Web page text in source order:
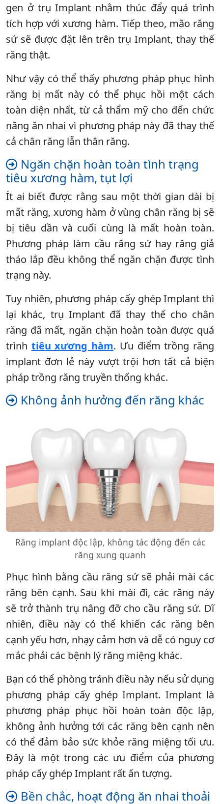
gen ở trụ Implant nhằm thúc đẩy quá trình
tích hợp với xương hàm. Tiếp theo, mão răng
sứ sẽ được đặt lên trên trụ Implant, thay thế
răng thật.
Như vậy có thể thấy phương pháp phục hình
răng bị mất này có thể phục hồi một cách
toàn diện nhất, từ cả thẩm mỹ cho đến chức
năng ăn nhai vì phương pháp này đã thay thế
cả chân răng lẫn thân răng.
Ngăn chặn hoàn toàn tình trạng
tiêu xương hàm, tụt lợi
Ít ai biết được rằng sau một thời gian dài bị
mất răng, xương hàm ở vùng chân răng bị sẽ
bị tiêu dần và cuối cùng là mất hoàn toàn.
Phương pháp làm cầu răng sứ hay răng giả
tháo lắp đều không thể ngăn chặn được tình
trạng này.
Tuy nhiên, phương pháp cấy ghép Implant thì
lại khác, trụ Implant đã thay thế cho chân
răng đã mất, ngăn chặn hoàn toàn được quá
trình tiêu xương hàm. Ưu điểm trồng răng
implant đơn lẻ này vượt trội hơn tất cả biện
pháp trồng răng truyền thống khác.
Không ảnh hưởng đến răng khác
Răng implant độc lập, không tác động đến các
răng xung quanh
Phục hình bằng cầu răng sứ sẽ phải mài các
răng bên cạnh. Sau khi mài đi, các răng này
sẽ trở thành trụ nâng đỡ cho cầu răng sứ. Dĩ
nhiên, điều này có thể khiến các răng bên
cạnh yếu hơn, nhạy cảm hơn và dễ có nguy cơ
mắc phải các bệnh lý răng miệng khác.
Bạn có thể phòng tránh điều này nếu sử dụng
phương pháp cấy ghép Implant. Implant là
phương pháp phục hồi hoàn toàn độc lập,
không ảnh hưởng tới các răng bên cạnh nên
có thể đảm bảo sức khỏe răng miệng tối ưu.
Đây là một trong các ưu điểm của phương
pháp cấy ghép Implant rất ấn tượng.
Bền chắc, hoạt động ăn nhai thoải